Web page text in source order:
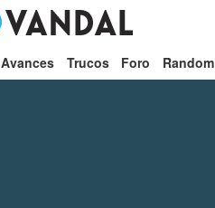
Avances Trucos Foro Random